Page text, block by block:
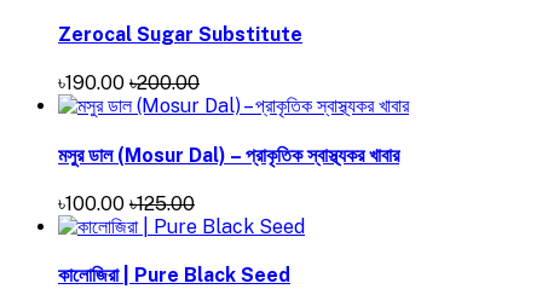
Zerocal Sugar Substitute
৳190.00 ৳200.00
মসুর ডাল (Mosur Dal) – প্রাকৃতিক স্বাস্থ্যকর খাবার
৳100.00 ৳125.00
কালোজিরা | Pure Black Seed